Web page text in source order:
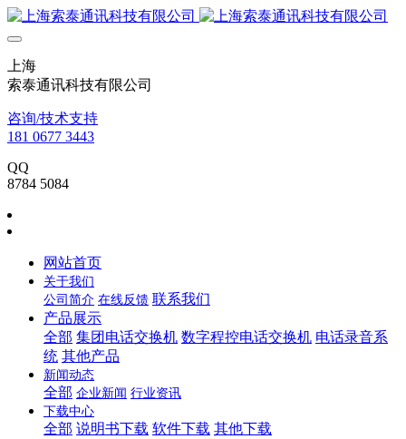
上海
索泰通讯科技有限公司
咨询/技术支持
181 0677 3443
QQ
8784 5084
网站首页
关于我们
公司简介 在线反馈 联系我们
产品展示
全部 集团电话交换机 数字程控电话交换机 电话录音系
统 其他产品
新闻动态
全部 企业新闻 行业资讯
下载中心
全部 说明书下载 软件下载 其他下载